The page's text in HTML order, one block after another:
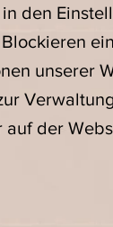
den
unserer
auf der